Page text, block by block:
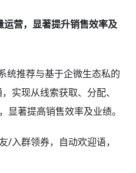
营，显著提升销售效率及
统推荐与基于企微生态私的
实现从线索获取、分配、
显著提高销售效率及业绩。
/入群领券，自动欢迎语，